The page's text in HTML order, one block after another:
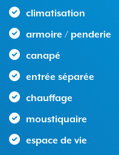
climatisation
armoire / penderie
canapé
entrée séparée
chauffage
moustiquaire
espace de vie